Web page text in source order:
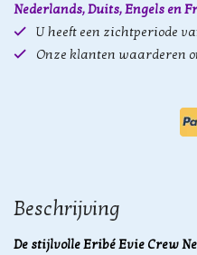
Nederlands, Duits, Engels en
U heeft een zichtperiode
Onze klanten waarderen
Beschrijving
De stijlvolle Eribé Evie Crew